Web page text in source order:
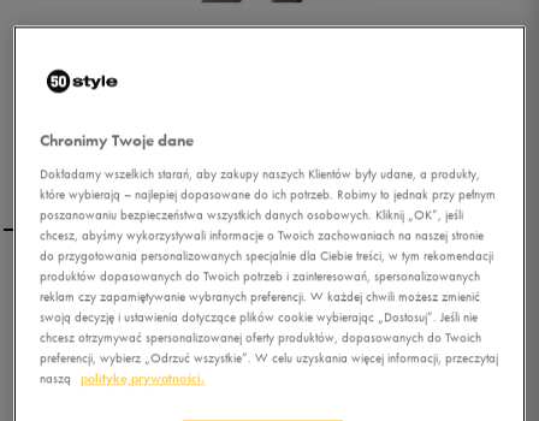
UMBRO T-SHIRT SMOOTH
W
0.0( 0)
zł z Vat
Chronimy Twoje dane
Dokładamy wszelkich starań, aby zakupy naszych Klientów były udane, a produkty,
które wybierają – najlepiej dopasowane do ich potrzeb. Robimy to jednak przy pełnym
poszanowaniu bezpieczeństwa wszystkich danych osobowych. Kliknij „OK”, jeśli
chcesz, abyśmy wykorzystywali informacje o Twoich zachowaniach na naszej stronie
do przygotowania personalizowanych specjalnie dla Ciebie treści, w tym rekomendacji
produktów dopasowanych do Twoich potrzeb i zainteresowań, spersonalizowanych
reklam czy zapamiętywanie wybranych preferencji. W każdej chwili możesz zmienić
swoją decyzję i ustawienia dotyczące plików cookie wybierając „Dostosuj”. Jeśli nie
chcesz otrzymywać spersonalizowanej oferty produktów, dopasowanych do Twoich
preferencji, wybierz „Odrzuć wszystkie”. W celu uzyskania więcej informacji, przeczytaj
naszą
politykę prywatności.